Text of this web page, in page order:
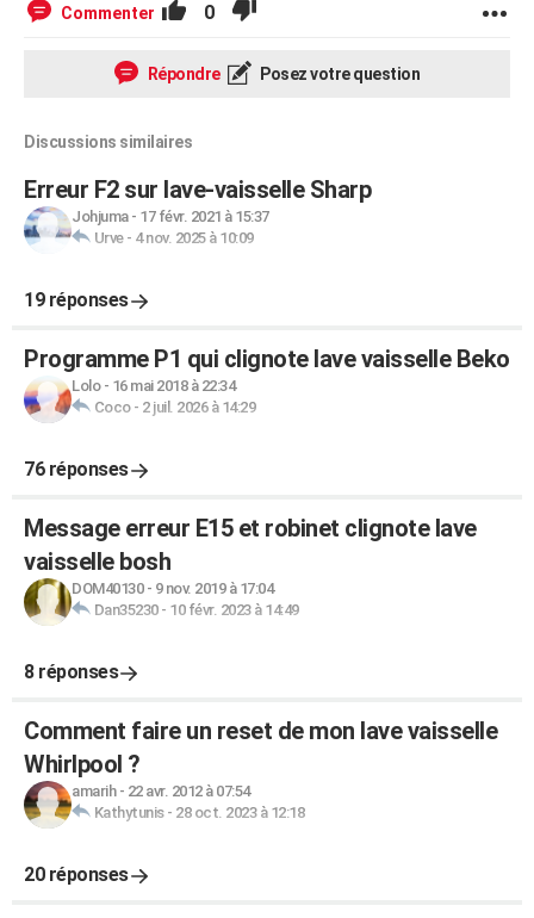
Commenter 0
Répondre Posez votre question
Discussions similaires
Erreur F2 sur lave-vaisselle Sharp
Johjuma- 17 févr. 2021 à 15:37
Urve- 4 nov. 2025 à 10:09
19 réponses
Programme P1 qui clignote lave vaisselle Beko
Lolo- 16 mai 2018 à 22:34
Coco- 2 juil. 2026 à 14:29
76 réponses
Message erreur E15 et robinet clignote lave
vaisselle bosh
DOM40130- 9 nov. 2019 à 17:04
Dan35230- 10 févr. 2023 à 14:49
8 réponses
Comment faire un reset de mon lave vaisselle
Whirlpool ?
amarih- 22 avr. 2012 à 07:54
Kathytunis- 28 oct. 2023 à 12:18
20 réponses